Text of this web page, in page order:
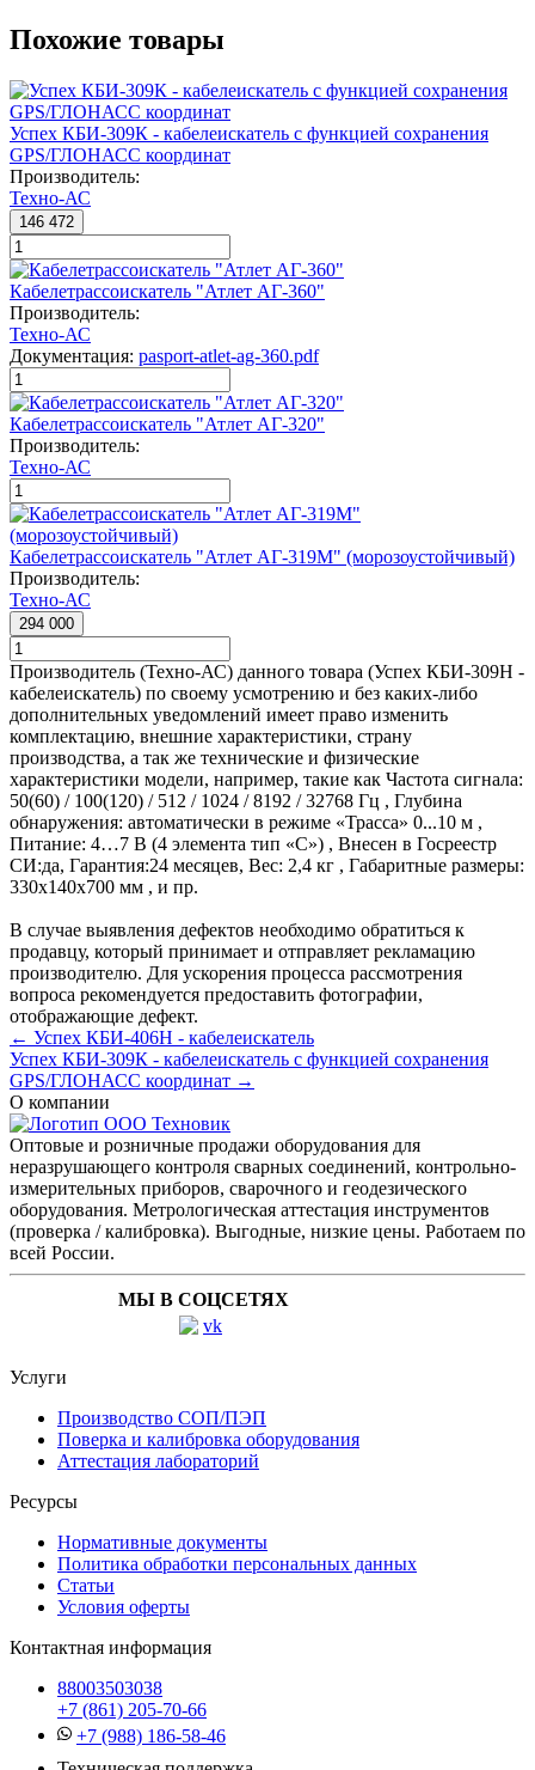
Похожие товары
Успех КБИ-309К - кабелеискатель с функцией сохранения
GPS/ГЛОНАСС координат
Производитель:
Техно-АС
146 472
Кабелетрассоискатель "Атлет АГ-360"
Производитель:
Техно-АС
Документация: pasport-atlet-ag-360.pdf
Кабелетрассоискатель "Атлет АГ-320"
Производитель:
Техно-АС
Кабелетрассоискатель "Атлет АГ-319М" (морозоустойчивый)
Производитель:
Техно-АС
294 000
Производитель (Техно-АС) данного товара (Успех КБИ-309Н -
кабелеискатель) по своему усмотрению и без каких-либо
дополнительных уведомлений имеет право изменить
комплектацию, внешние характеристики, страну
производства, а так же технические и физические
характеристики модели, например, такие как Частота сигнала:
50(60) / 100(120) / 512 / 1024 / 8192 / 32768 Гц , Глубина
обнаружения: автоматически в режиме «Трасса» 0...10 м ,
Питание: 4…7 В (4 элемента тип «С») , Внесен в Госреестр
СИ:да, Гарантия:24 месяцев, Вес: 2,4 кг , Габаритные размеры:
330х140х700 мм , и пр.
В случае выявления дефектов необходимо обратиться к
продавцу, который принимает и отправляет рекламацию
производителю. Для ускорения процесса рассмотрения
вопроса рекомендуется предоставить фотографии,
отображающие дефект.
← Успех КБИ-406Н - кабелеискатель
Успех КБИ-309К - кабелеискатель с функцией сохранения
GPS/ГЛОНАСС координат →
О компании
Оптовые и розничные продажи оборудования для
неразрушающего контроля сварных соединений, контрольно-
измерительных приборов, сварочного и геодезического
оборудования. Метрологическая аттестация инструментов
(проверка / калибровка). Выгодные, низкие цены. Работаем по
всей России.
МЫ В СОЦСЕТЯХ
Услуги
Производство СОП/ПЭП
Поверка и калибровка оборудования
Аттестация лабораторий
Ресурсы
Нормативные документы
Политика обработки персональных данных
Статьи
Условия оферты
Контактная информация
88003503038
+7 (861) 205-70-66
+7 (988) 186-58-46